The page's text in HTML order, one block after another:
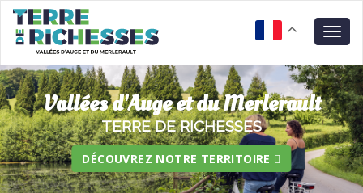
Aller
contenu
principal
Vallées d'Auge et du Merlerault
TERRE DE RICHESSES
DÉCOUVREZ NOTRE TERRITOIRE
Panneau de gestion des cookies